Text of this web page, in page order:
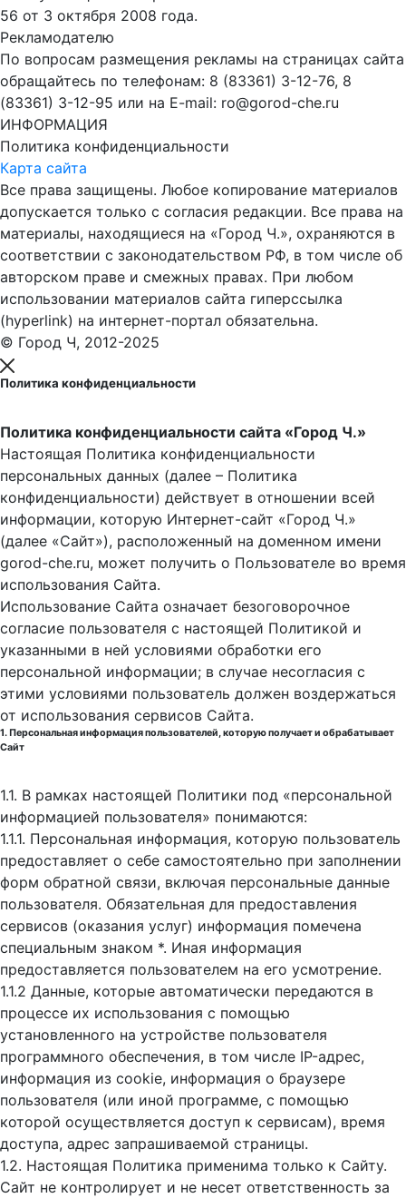
56 от 3 октября 2008 года.
Рекламодателю
По вопросам размещения рекламы на страницах сайта
обращайтесь по телефонам: 8 (83361) 3-12-76, 8
(83361) 3-12-95 или на E-mail: ro@gorod-che.ru
ИНФОРМАЦИЯ
Политика конфиденциальности
Карта сайта
Все права защищены. Любое копирование материалов
допускается только с согласия редакции. Все права на
материалы, находящиеся на «Город Ч.», охраняются в
соответствии с законодательством РФ, в том числе об
авторском праве и смежных правах. При любом
использовании материалов сайта гиперссылка
(hyperlink) на интернет-портал обязательна.
© Город Ч, 2012-2025
Политика конфиденциальности
Политика конфиденциальности сайта «Город Ч.»
Настоящая Политика конфиденциальности
персональных данных (далее – Политика
конфиденциальности) действует в отношении всей
информации, которую Интернет-сайт «Город Ч.»
(далее «Сайт»), расположенный на доменном имени
gorod-che.ru, может получить о Пользователе во время
использования Cайта.
Использование Сайта означает безоговорочное
согласие пользователя с настоящей Политикой и
указанными в ней условиями обработки его
персональной информации; в случае несогласия с
этими условиями пользователь должен воздержаться
от использования сервисов Сайта.
1. Персональная информация пользователей, которую получает и обрабатывает
Сайт
1.1. В рамках настоящей Политики под «персональной
информацией пользователя» понимаются:
1.1.1. Персональная информация, которую пользователь
предоставляет о себе самостоятельно при заполнении
форм обратной связи, включая персональные данные
пользователя. Обязательная для предоставления
сервисов (оказания услуг) информация помечена
специальным знаком *. Иная информация
предоставляется пользователем на его усмотрение.
1.1.2 Данные, которые автоматически передаются в
процессе их использования с помощью
установленного на устройстве пользователя
программного обеспечения, в том числе IP-адрес,
информация из cookie, информация о браузере
пользователя (или иной программе, с помощью
которой осуществляется доступ к cервисам), время
доступа, адрес запрашиваемой страницы.
1.2. Настоящая Политика применима только к Сайту.
Сайт не контролирует и не несет ответственность за